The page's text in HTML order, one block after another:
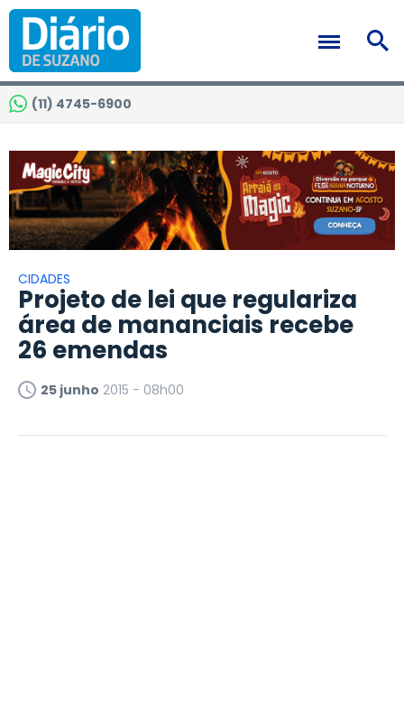
(11) 4745-6900
CIDADES
Projeto de lei que regulariza
área de mananciais recebe
26 emendas
25 junho 2015 - 08h00